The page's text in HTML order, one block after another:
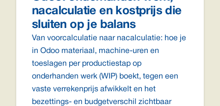
nacalculatie en kostprijs die
sluiten op je balans
Van voorcalculatie naar nacalculatie: hoe je
in Odoo materiaal, machine-uren en
toeslagen per productiestap op
onderhanden werk (WIP) boekt, tegen een
vaste verrekenprijs afwikkelt en het
bezettings- en budgetverschil zichtbaar